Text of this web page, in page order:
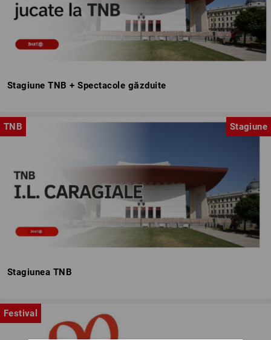
Stagiune TNB + Spectacole găzduite
TNB Stagiune
Stagiunea TNB
Festival